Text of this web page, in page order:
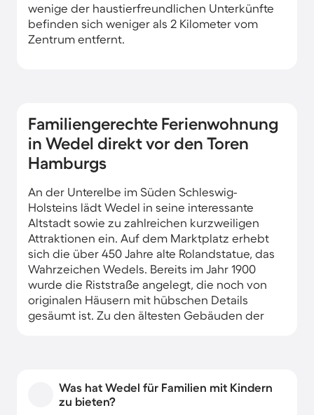
wenige der haustierfreundlichen Unterkünfte
befinden sich weniger als 2 Kilometer vom
Zentrum entfernt.
Familiengerechte Ferienwohnung
in Wedel direkt vor den Toren
Hamburgs
An der Unterelbe im Süden Schleswig-
Holsteins lädt Wedel in seine interessante
Altstadt sowie zu zahlreichen kurzweiligen
Attraktionen ein. Auf dem Marktplatz erhebt
sich die über 450 Jahre alte Rolandstatue, das
Wahrzeichen Wedels. Bereits im Jahr 1900
wurde die Riststraße angelegt, die noch von
originalen Häusern mit hübschen Details
gesäumt ist. Zu den ältesten Gebäuden der
Stadtgebiet, u.a. nahe der
Schiffsbegrüßungsanlage Willkomm Höft.
Was hat Wedel für Familien mit Kindern
zu bieten?